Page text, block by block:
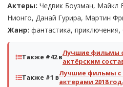
Актеры: Чедвик Боузман, Майкл
Нионго, Данай Гурира, Мартин
Жанр: фантастика, приключения,
Также #42 вЛучшие фильмы
актёрским
Также #1 вЛучшие фильмы
актерами 2018